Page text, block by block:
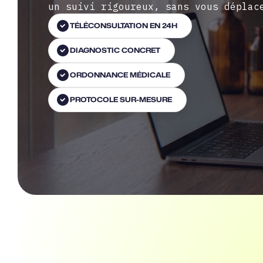
un suivi rigoureux, sans vous
TÉLÉCONSULTATION EN 24H
DIAGNOSTIC CONCRET
ORDONNANCE MÉDICALE
PROTOCOLE SUR-MESURE